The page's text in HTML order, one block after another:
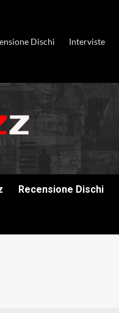
Dischi Interviste
Recensione Dischi